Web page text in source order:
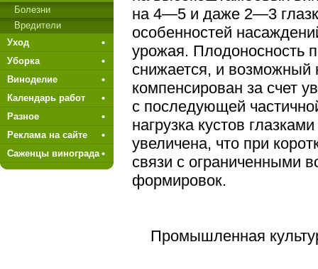
на 4—5 и даже 2—3
особенностей
урожая. Плодоносность
снижается, и
компенсирован за счет
с последующей
нагрузка кустов
увеличена, что при
связи с ограниченными
формировок.
Промышленная
Болезни
Вредители
Уход
Уборка
Виноделие
Календарь работ
Разное
Реклама на сайте
Саженцы винограда